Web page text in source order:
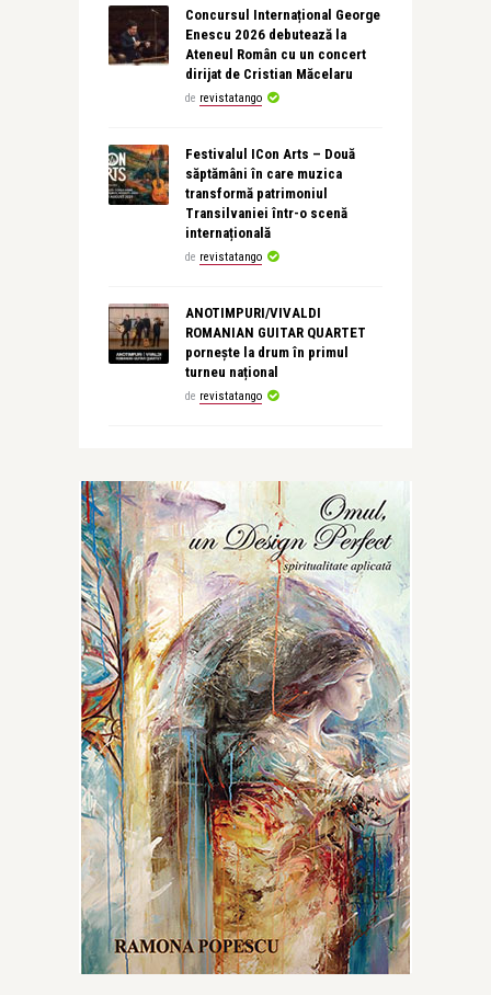
Concursul Internațional George
Enescu 2026 debutează la
Ateneul Român cu un concert
dirijat de Cristian Măcelaru
de revistatango
Festivalul ICon Arts – Două
săptămâni în care muzica
transformă patrimoniul
Transilvaniei într-o scenă
internațională
de revistatango
ANOTIMPURI/VIVALDI
ROMANIAN GUITAR QUARTET
pornește la drum în primul
turneu național
de revistatango